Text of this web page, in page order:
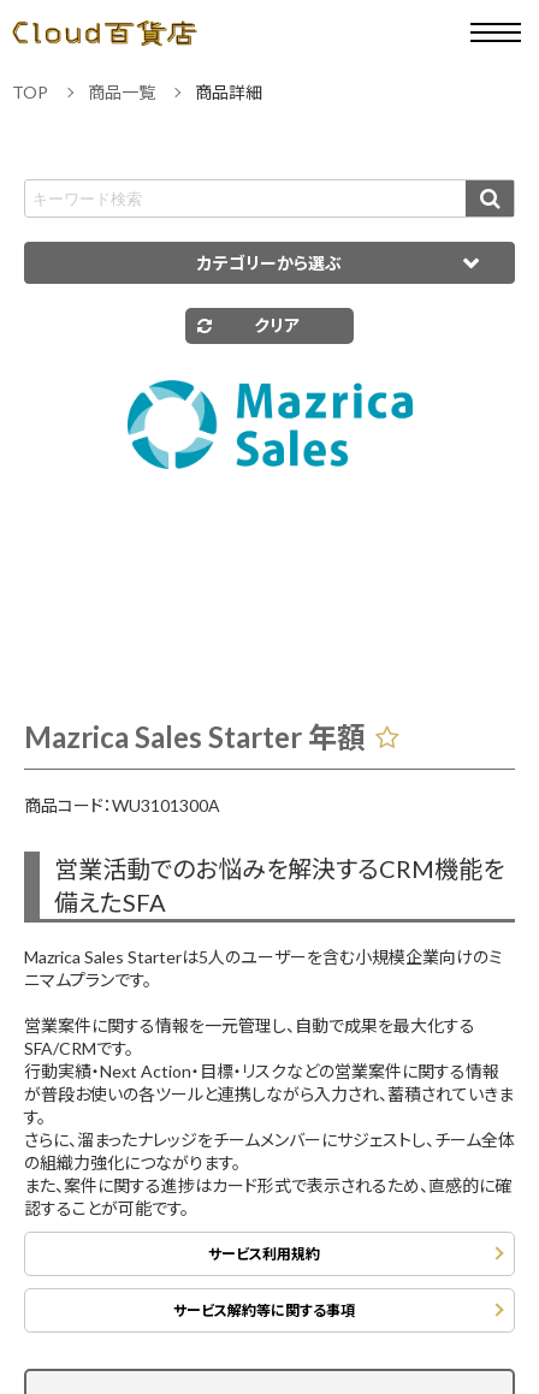
TOP 商品一覧 商品詳細
カテゴリーから選ぶ
クリア
Mazrica Sales Starter 年額
商品コード：WU3101300A
営業活動でのお悩みを解決するCRM機能を
備えたSFA
Mazrica Sales Starterは5人のユーザーを含む小規模企業向けのミ
ニマムプランです。
営業案件に関する情報を一元管理し、自動で成果を最大化する
SFA/CRMです。
行動実績・Next Action・目標・リスクなどの営業案件に関する情報
が普段お使いの各ツールと連携しながら入力され、蓄積されていきま
す。
さらに、溜まったナレッジをチームメンバーにサジェストし、チーム全体
の組織力強化につながります。
また、案件に関する進捗はカード形式で表示されるため、直感的に確
認することが可能です。
サービス解約等に関する事項
サービス利用規約